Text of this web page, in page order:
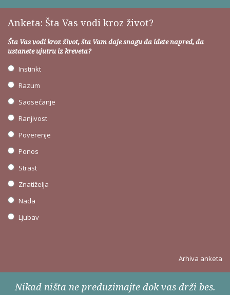
Anketa: Šta Vas vodi kroz život?
Šta Vas vodi kroz život, šta Vam daje snagu da idete napred, da
ustanete ujutru iz kreveta?
Instinkt
Razum
Saosećanje
Ranjivost
Poverenje
Ponos
Strast
Znatiželja
Nada
Ljubav
Arhiva anketa
Nikad ništa ne preduzimajte dok vas drži bes.